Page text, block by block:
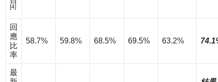
[4]
回
應
比
率
58.7% 59.8% 68.5% 69.5% 63.2%
最